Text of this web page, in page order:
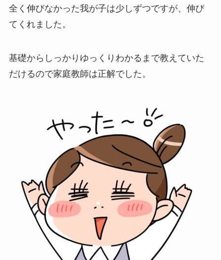
全く伸びなかった我が子は少しずつですが、伸び
てくれました。
基礎からしっかりゆっくりわかるまで教えていた
だけるので家庭教師は正解でした。